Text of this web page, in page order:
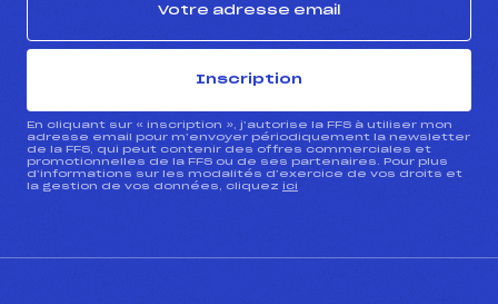
Inscription
En cliquant sur « inscription », j’autorise la FFS à utiliser mon
adresse email pour m’envoyer périodiquement la newsletter
de la FFS, qui peut contenir des offres commerciales et
promotionnelles de la FFS ou de ses partenaires. Pour plus
d’informations sur les modalités d’exercice de vos droits et
la gestion de vos données, cliquez ici